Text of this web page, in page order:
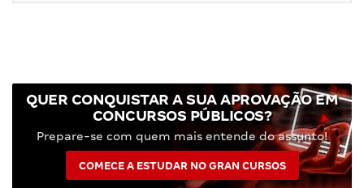
QUER CONQUISTAR A SUA APROVAÇÃO EM
CONCURSOS PÚBLICOS?
Prepare-se com quem mais entende do assunto!
COMECE A ESTUDAR NO GRAN CURSOS